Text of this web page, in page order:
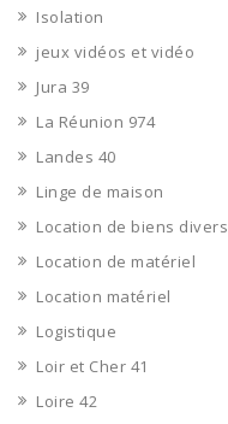
Isolation
jeux vidéos et vidéo
Jura 39
La Réunion 974
Landes 40
Linge de maison
Location de biens divers
Location de matériel
Location matériel
Logistique
Loir et Cher 41
Loire 42